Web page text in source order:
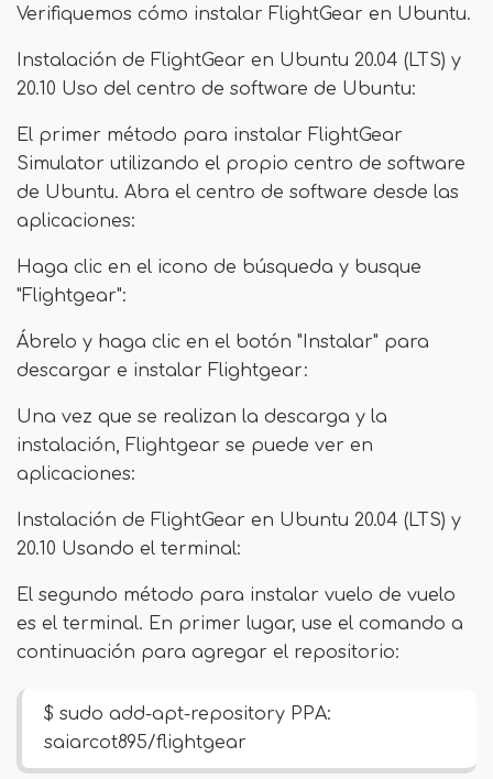
Verifiquemos cómo instalar FlightGear en Ubuntu.
Instalación de FlightGear en Ubuntu 20.04 (LTS) y
20.10 Uso del centro de software de Ubuntu:
El primer método para instalar FlightGear
Simulator utilizando el propio centro de software
de Ubuntu. Abra el centro de software desde las
aplicaciones:
Haga clic en el icono de búsqueda y busque
"Flightgear":
Ábrelo y haga clic en el botón "Instalar" para
descargar e instalar Flightgear:
Una vez que se realizan la descarga y la
instalación, Flightgear se puede ver en
aplicaciones:
Instalación de FlightGear en Ubuntu 20.04 (LTS) y
20.10 Usando el terminal:
El segundo método para instalar vuelo de vuelo
es el terminal. En primer lugar, use el comando a
continuación para agregar el repositorio:
$ sudo add-apt-repository PPA:
saiarcot895/flightgear